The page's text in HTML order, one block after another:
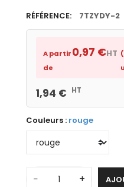
RÉFÉRENCE: 7TZYDY-2
A partir
de
0,97 €HT
1,94 € HT
Couleurs : rouge
− +